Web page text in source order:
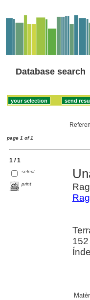
Database search
page 1 of 1
1 / 1
select
print